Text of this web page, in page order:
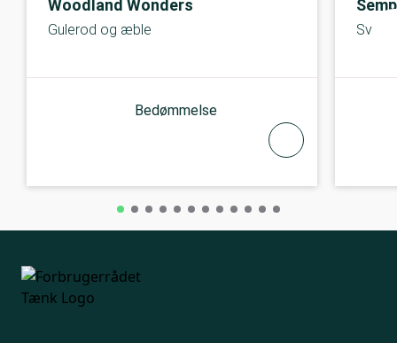
Woodland Wonders
Gulerod og æble
Bedømmelse